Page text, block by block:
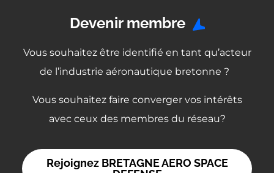
Devenir membre
Vous souhaitez être identifié en tant qu’acteur
de l’industrie aéronautique bretonne ?
Vous souhaitez faire converger vos intérêts
avec ceux des membres du réseau?
Rejoignez BRETAGNE AERO SPACE